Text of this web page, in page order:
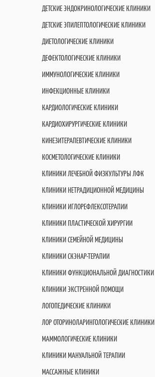
ДЕТСКИЕ ЭНДОКРИНОЛОГИЧЕСКИЕ КЛИНИКИ
ДЕТСКИЕ ЭПИЛЕПТОЛОГИЧЕСКИЕ КЛИНИКИ
ДИЕТОЛОГИЧЕСКИЕ КЛИНИКИ
ДЕФЕКТОЛОГИЧЕСКИЕ КЛИНИКИ
ИММУНОЛОГИЧЕСКИЕ КЛИНИКИ
ИНФЕКЦИОННЫЕ КЛИНИКИ
КАРДИОЛОГИЧЕСКИЕ КЛИНИКИ
КАРДИОХИРУРГИЧЕСКИЕ КЛИНИКИ
КИНЕЗИТЕРАПЕВТИЧЕСКИЕ КЛИНИКИ
КОСМЕТОЛОГИЧЕСКИЕ КЛИНИКИ
КЛИНИКИ ЛЕЧЕБНОЙ ФИЗКУЛЬТУРЫ ЛФК
КЛИНИКИ НЕТРАДИЦИОННОЙ МЕДИЦИНЫ
КЛИНИКИ ИГЛОРЕФЛЕКСОТЕРАПИИ
КЛИНИКИ ПЛАСТИЧЕСКОЙ ХИРУРГИИ
КЛИНИКИ СЕМЕЙНОЙ МЕДИЦИНЫ
КЛИНИКИ СКЭНАР-ТЕРАПИИ
КЛИНИКИ ФУНКЦИОНАЛЬНОЙ ДИАГНОСТИКИ
КЛИНИКИ ЭКСТРЕННОЙ ПОМОЩИ
ЛОГОПЕДИЧЕСКИЕ КЛИНИКИ
ЛОР ОТОРИНОЛАРИНГОЛОГИЧЕСКИЕ КЛИНИКИ
МАММОЛОГИЧЕСКИЕ КЛИНИКИ
КЛИНИКИ МАНУАЛЬНОЙ ТЕРАПИИ
МАССАЖНЫЕ КЛИНИКИ